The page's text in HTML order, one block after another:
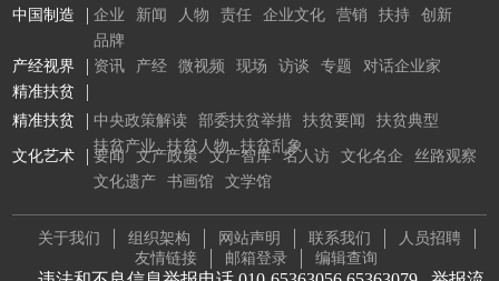
中国制造
企业 新闻 人物 责任 企业文化 营销 扶持
创新
品牌
产经视界
资讯 产经 微视频 现场 访谈 专题
对话企业家
精准扶贫
文化艺术 要闻 文产政策 文产智库 名人访 文化名企
丝路观察
文化遗产
书画馆 文学馆
精准扶贫 中央政策解读 部委扶贫举措 扶贫要闻
扶贫典型
扶贫产业
扶贫人物 扶贫乱象
关于我们 组织架构 网站声明 联系我们
人员招聘
友情链接
邮箱登录 编辑查询